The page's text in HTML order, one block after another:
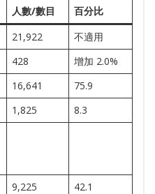
人數/數目
百分比
21,922
不適用
428
增加 2.0%
16,641
75.9
1,825 8.3
9,225
42.1